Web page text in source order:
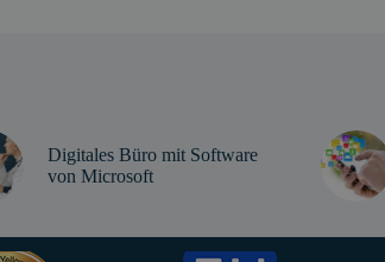
Digitales Büro mit Software
von Microsoft